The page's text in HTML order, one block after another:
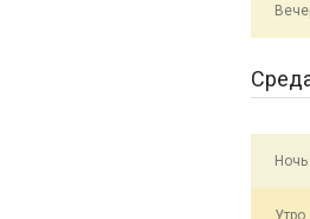
Ночь
Утро